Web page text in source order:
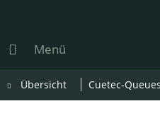
Menü
Übersicht Cuetec-